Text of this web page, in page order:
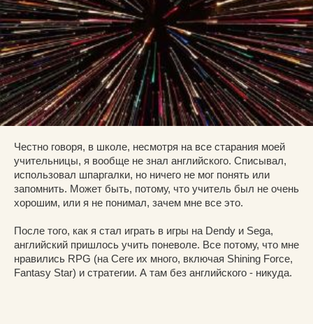
Честно говоря, в школе, несмотря на все старания моей
учительницы, я вообще не знал английского. Списывал,
использовал шпаргалки, но ничего не мог понять или
запомнить. Может быть, потому, что учитель был не очень
хорошим, или я не понимал, зачем мне все это.
После того, как я стал играть в игры на Dendy и Sega,
английский пришлось учить поневоле. Все потому, что мне
нравились RPG (на Сеге их много, включая Shining Force,
Fantasy Star) и стратегии. А там без английского - никуда.